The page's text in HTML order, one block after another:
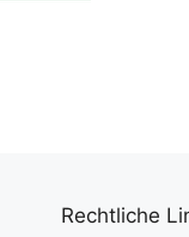
Rechtliche